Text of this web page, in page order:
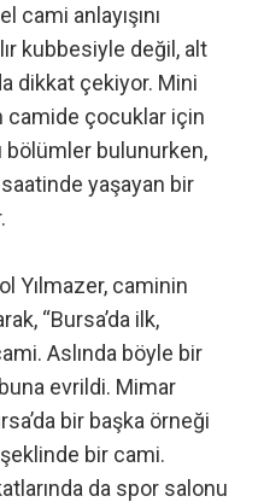
anlayışını
kubbesiyle değil, alt
dikkat çekiyor. Mini
camide çocuklar için
bölümler bulunurken,
yaşayan bir
Yılmazer, caminin
“Bursa’da ilk,
Aslında böyle bir
evrildi. Mimar
bir başka örneği
bir cami.
da spor salonu